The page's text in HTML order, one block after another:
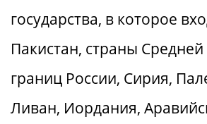
государства, в которое
Пакистан, страны
границ России, Сирия,
Ливан, Иордания,